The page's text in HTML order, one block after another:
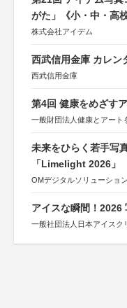
がた」《小・中・高
株式会社アイデム
西武信用金庫 カレン
西武信用金庫
第4回 健康をめざす
一般財団法人健康とアート
未来をひらく若手写
「Limelight 2026」
OMデジタルソリューショ
アイスな瞬間！2026
一般社団法人日本アイスク